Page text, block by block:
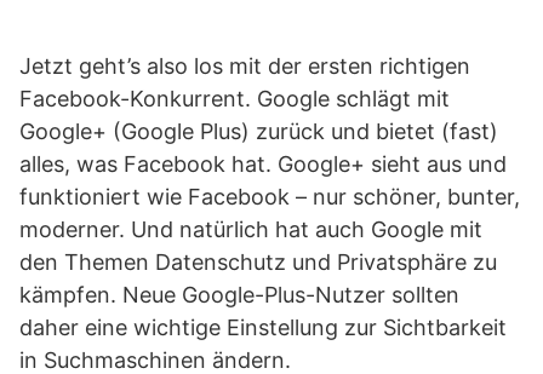
Jetzt geht’s also los mit der ersten richtigen
Facebook-Konkurrent. Google schlägt mit
Google+ (Google Plus) zurück und bietet (fast)
alles, was Facebook hat. Google+ sieht aus und
funktioniert wie Facebook – nur schöner, bunter,
moderner. Und natürlich hat auch Google mit
den Themen Datenschutz und Privatsphäre zu
kämpfen. Neue Google-Plus-Nutzer sollten
daher eine wichtige Einstellung zur Sichtbarkeit
in Suchmaschinen ändern.